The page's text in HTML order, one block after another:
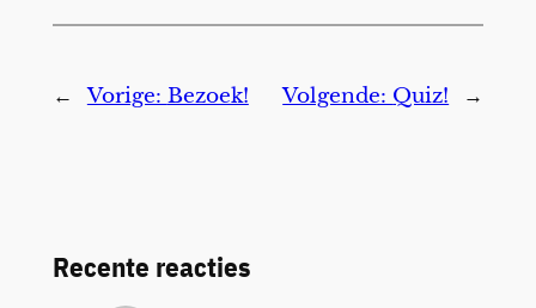
← Vorige: Bezoek! Volgende: Quiz! →
Recente reacties